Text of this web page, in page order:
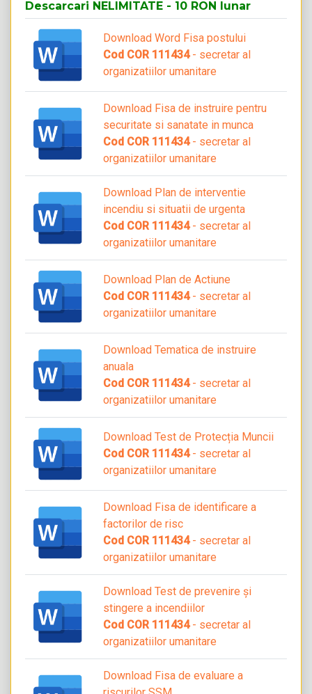
Descarcari NELIMITATE - 10 RON lunar
Download Word Fisa postului
Cod COR 111434- secretar al
organizatiilor umanitare
Download Fisa de instruire pentru
securitate si sanatate in munca
Cod COR 111434- secretar al
organizatiilor umanitare
Download Plan de interventie
incendiu si situatii de urgenta
Cod COR 111434- secretar al
organizatiilor umanitare
Download Plan de Actiune
Cod COR 111434- secretar al
organizatiilor umanitare
Download Tematica de instruire
anuala
Cod COR 111434- secretar al
organizatiilor umanitare
Download Test de Protecția Muncii
Cod COR 111434- secretar al
organizatiilor umanitare
Download Fisa de identificare a
factorilor de risc
Cod COR 111434- secretar al
organizatiilor umanitare
Download Test de prevenire și
stingere a incendiilor
Cod COR 111434- secretar al
organizatiilor umanitare
Download Fisa de evaluare a